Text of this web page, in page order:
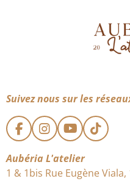
Suivez nous sur les
F
a
c
e
b
I
n
s
t
a
Y
o
u
T
u
T
i
T
o
Aubéria L'atelier
1 & 1bis Rue Eugène Viala,